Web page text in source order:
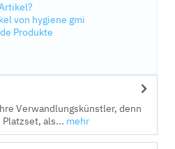
von hygiene gmi
Produkte
Verwandlungskünstler, denn
als... mehr